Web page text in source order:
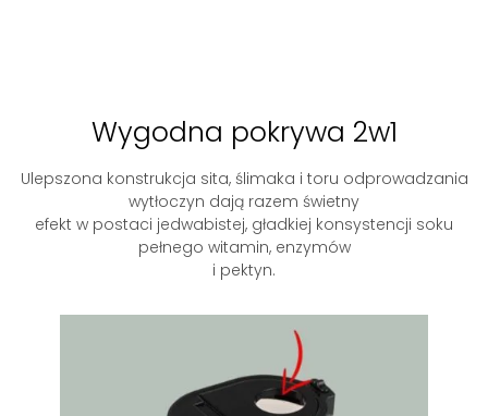
Wygodna pokrywa 2w1
Ulepszona konstrukcja sita, ślimaka i toru odprowadzania
wytłoczyn dają razem świetny
efekt w postaci jedwabistej, gładkiej konsystencji soku
pełnego witamin, enzymów
i pektyn.